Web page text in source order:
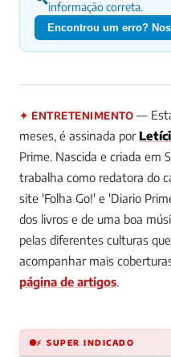
informação correta.
Encontrou um erro?
✦ ENTRETENIMENTO —
meses, é assinada por
Prime. Nascida e criada em
trabalha como redatora do
site 'Folha Go!' e 'Diario
dos livros e de uma boa
pelas diferentes culturas
acompanhar mais
página de artigos.
⚡ SUPER INDICADO